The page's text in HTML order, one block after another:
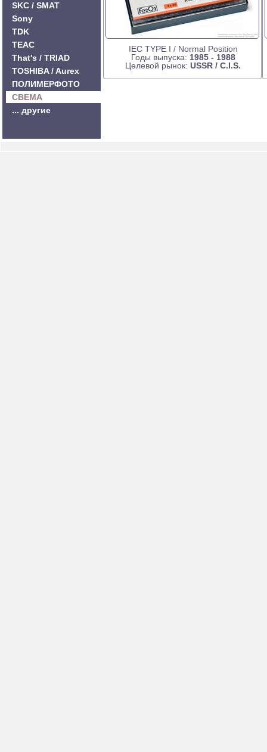
SKC / SMAT
Sony
TDK
TEAC
That's / TRIAD
TOSHIBA / Aurex
ПОЛИМЕРФОТО
СВЕМА
... другие
IEC TYPE I / Normal Position
Годы выпуска: 1985 - 1988
Целевой рынок: USSR / C.I.S.